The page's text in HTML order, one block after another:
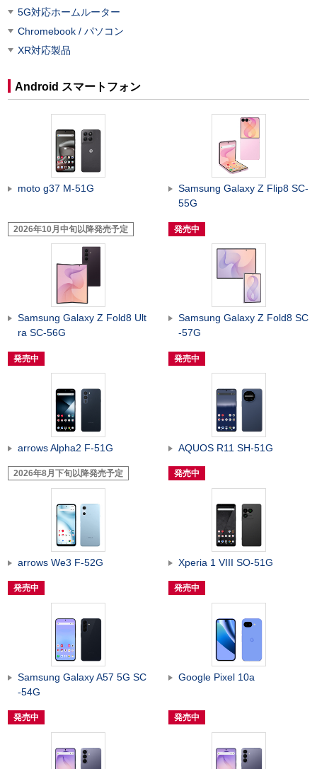
5G対応ホームルーター
Chromebook / パソコン
XR対応製品
Android スマートフォン
moto g37 M-51G
2026年10月中旬以降発売予定
Samsung Galaxy Z Flip8 SC-
55G
発売中
Samsung Galaxy Z Fold8 Ult
ra SC-56G
発売中
Samsung Galaxy Z Fold8 SC
-57G
発売中
arrows Alpha2 F-51G
2026年8月下旬以降発売予定
AQUOS R11 SH-51G
発売中
arrows We3 F-52G
発売中
Xperia 1 VIII SO-51G
発売中
Samsung Galaxy A57 5G SC
-54G
発売中
Google Pixel 10a
発売中